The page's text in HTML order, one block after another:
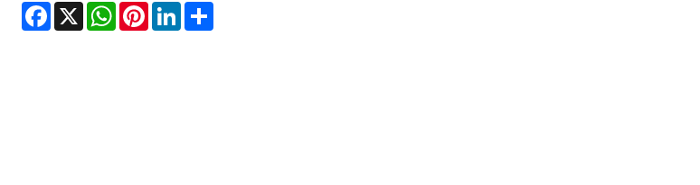
Facebook X
WhatsAppPinterestLinkedInShare